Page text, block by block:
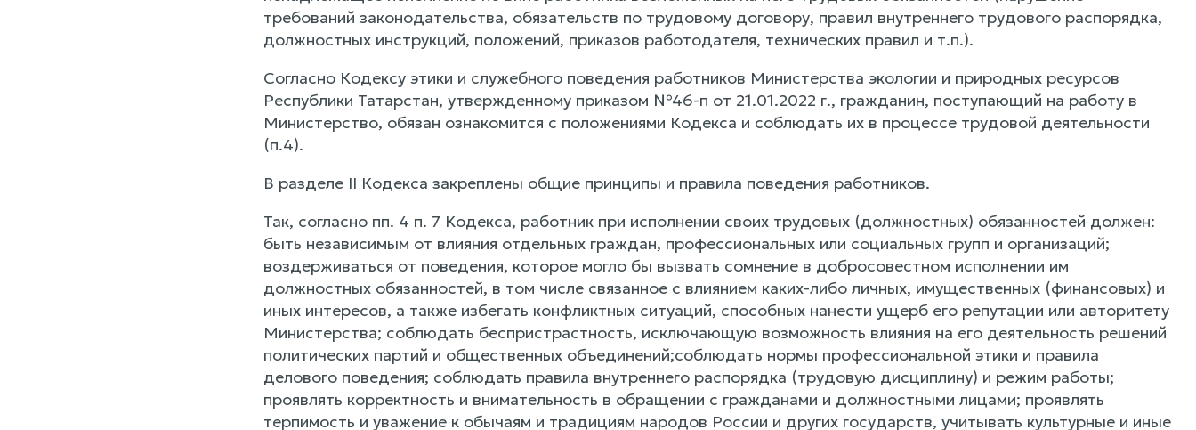
требований законодательства, обязательств по трудовому договору, правил внутреннего трудового распорядка,
должностных инструкций, положений, приказов работодателя, технических правил и т.п.).
Согласно Кодексу этики и служебного поведения работников Министерства экологии и природных ресурсов
Республики Татарстан, утвержденному приказом №46-п от 21.01.2022 г., гражданин, поступающий на работу в
Министерство, обязан ознакомится с положениями Кодекса и соблюдать их в процессе трудовой деятельности
(п.4).
В разделе II Кодекса закреплены общие принципы и правила поведения работников.
Так, согласно пп. 4 п. 7 Кодекса, работник при исполнении своих трудовых (должностных) обязанностей должен:
быть независимым от влияния отдельных граждан, профессиональных или социальных групп и организаций;
воздерживаться от поведения, которое могло бы вызвать сомнение в добросовестном исполнении им
должностных обязанностей, в том числе связанное с влиянием каких-либо личных, имущественных (финансовых) и
иных интересов, а также избегать конфликтных ситуаций, способных нанести ущерб его репутации или авторитету
Министерства; соблюдать беспристрастность, исключающую возможность влияния на его деятельность решений
политических партий и общественных объединений;соблюдать нормы профессиональной этики и правила
делового поведения; соблюдать правила внутреннего распорядка (трудовую дисциплину) и режим работы;
проявлять корректность и внимательность в обращении с гражданами и должностными лицами; проявлять
терпимость и уважение к обычаям и традициям народов России и других государств, учитывать культурные и иные